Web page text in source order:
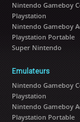
Nintendo Gameboy
Playstation
Nintendo Gameboy
Playstation Portable
Super Nintendo
Emulateurs
Nintendo Gameboy
Playstation
Nintendo Gameboy
Playstation Portable